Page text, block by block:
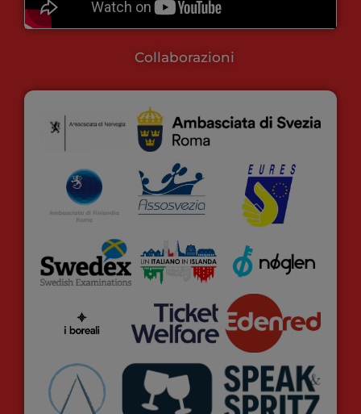
Collaborazioni